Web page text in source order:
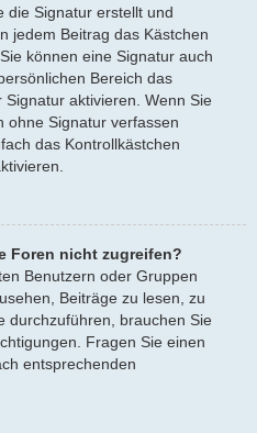
die Signatur erstellt und
jedem Beitrag das Kästchen
können eine Signatur auch
Bereich das
aktivieren. Wenn Sie
ohne Signatur verfassen
das Kontrollkästchen
Foren nicht zugreifen?
Benutzern oder Gruppen
Beiträge zu lesen, zu
durchzuführen, brauchen Sie
Fragen Sie einen
entsprechenden